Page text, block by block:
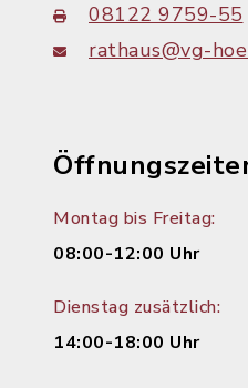
08122 9759-55
rathaus@vg-
Montag bis Freitag:
08:00-12:00 Uhr
Dienstag zusätzlich:
14:00-18:00 Uhr